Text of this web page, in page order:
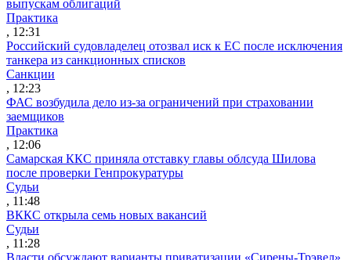
выпускам облигаций
Практика
, 12:31
Российский судовладелец отозвал иск к ЕС после исключения
танкера из санкционных списков
Санкции
, 12:23
ФАС возбудила дело из-за ограничений при страховании
заемщиков
Практика
, 12:06
Самарская ККС приняла отставку главы облсуда Шилова
после проверки Генпрокуратуры
Судьи
, 11:48
ВККС открыла семь новых вакансий
Судьи
, 11:28
Власти обсуждают варианты приватизации «Сирены-Трэвел»